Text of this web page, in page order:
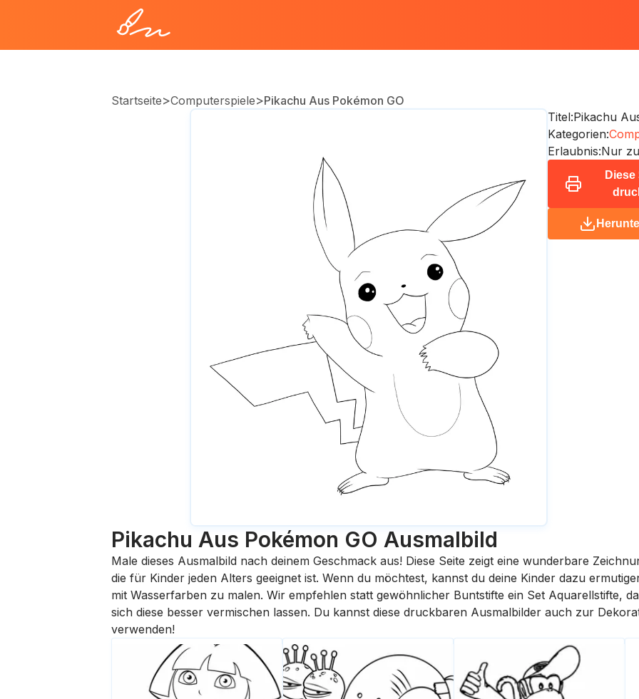
Startseite>Computerspiele>Pikachu Aus Pokémon GO
Titel:Pikachu
Kategorien:
Erlaubnis:Nur
Diese
Pikachu Aus Pokémon GO Ausmalbild
Male dieses Ausmalbild nach deinem Geschmack aus! Diese Seite zeigt eine wunderbare
die für Kinder jeden Alters geeignet ist. Wenn du möchtest, kannst du deine Kinder dazu
mit Wasserfarben zu malen. Wir empfehlen statt gewöhnlicher Buntstifte ein Set Aquarellstifte, da
sich diese besser vermischen lassen. Du kannst diese druckbaren Ausmalbilder auch zur
verwenden!